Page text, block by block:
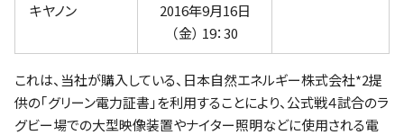
キヤノン
2016年9月16日
（金） 19：30
これは、当社が購入している、日本自然エネルギー株式会社*2提
供の｢グリーン電力証書」を利用することにより、公式戦４試合のラ
グビー場での大型映像装置やナイター照明などに使用される電